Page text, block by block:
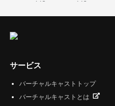
サービス
バーチャルキャストトップ
バーチャルキャストとは